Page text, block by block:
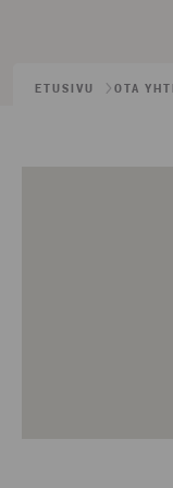
ETUSIVU OTA